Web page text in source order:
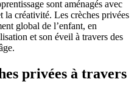
sont aménagés avec
la créativité. Les crèches privées
global de l’enfant, en
et son éveil à travers des
privées à travers